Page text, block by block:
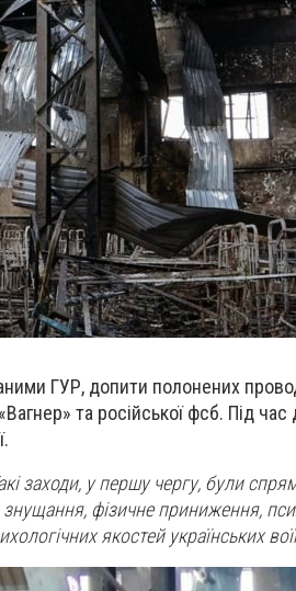
ГУР, допити полонених
та російської фсб. Під
заходи, у першу чергу, були
знущання, фізичне приниження,
якостей українських